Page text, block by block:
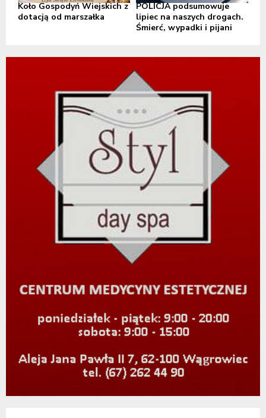
Koło Gospodyń Wiejskich z
dotacją od marszałka
POLICJA podsumowuje
lipiec na naszych drogach.
Śmierć, wypadki i pijani